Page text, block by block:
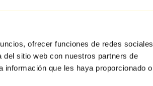
ofrecer funciones de redes sociales
sitio web con nuestros partners de
información que les haya proporcionado o